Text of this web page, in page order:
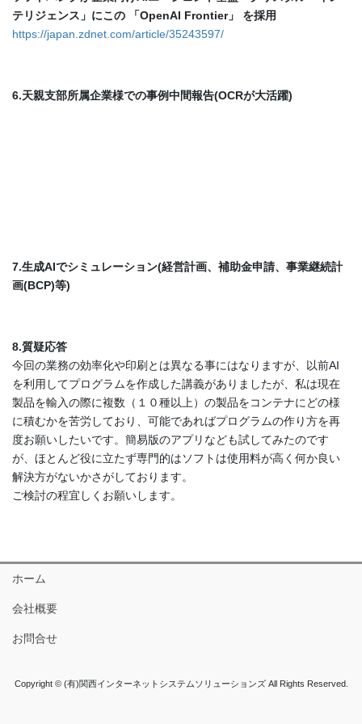
テリジェンス」にこの 「OpenAI Frontier」 を採用
https://japan.zdnet.com/article/35243597/
6.天親支部所属企業様での事例中間報告(OCRが大活躍)
7.生成AIでシミュレーション(経営計画、補助金申請、事業継続計
画(BCP)等)
8.質疑応答
今回の業務の効率化や印刷とは異なる事にはなりますが、以前AI
を利用してプログラムを作成した講義がありましたが、私は現在
製品を輸入の際に複数（１０種以上）の製品をコンテナにどの様
に積むかを苦労しており、可能であればプログラムの作り方を再
度お願いしたいです。簡易版のアプリなども試してみたのです
が、ほとんど役に立たず専門的はソフトは使用料が高く何か良い
解決方がないかさがしております。
ご検討の程宜しくお願いします。
ホーム
会社概要
お問合せ
Copyright © (有)関西インターネットシステムソリューションズ All Rights Reserved.